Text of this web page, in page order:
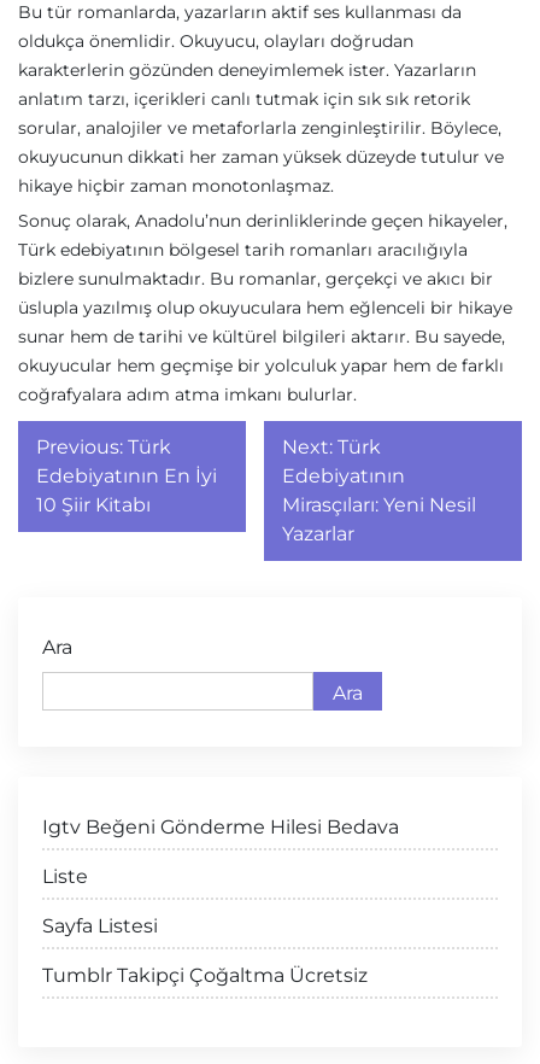
Bu tür romanlarda, yazarların aktif ses kullanması da
oldukça önemlidir. Okuyucu, olayları doğrudan
karakterlerin gözünden deneyimlemek ister. Yazarların
anlatım tarzı, içerikleri canlı tutmak için sık sık retorik
sorular, analojiler ve metaforlarla zenginleştirilir. Böylece,
okuyucunun dikkati her zaman yüksek düzeyde tutulur ve
hikaye hiçbir zaman monotonlaşmaz.
Sonuç olarak, Anadolu’nun derinliklerinde geçen hikayeler,
Türk edebiyatının bölgesel tarih romanları aracılığıyla
bizlere sunulmaktadır. Bu romanlar, gerçekçi ve akıcı bir
üslupla yazılmış olup okuyuculara hem eğlenceli bir hikaye
sunar hem de tarihi ve kültürel bilgileri aktarır. Bu sayede,
okuyucular hem geçmişe bir yolculuk yapar hem de farklı
coğrafyalara adım atma imkanı bulurlar.
Yazı
gezinmesi
Previous: Türk
Edebiyatının En İyi
10 Şiir Kitabı
Next: Türk
Edebiyatının
Mirasçıları: Yeni Nesil
Yazarlar
Ara
Ara
Igtv Beğeni Gönderme Hilesi Bedava
Liste
Sayfa Listesi
Tumblr Takipçi Çoğaltma Ücretsiz